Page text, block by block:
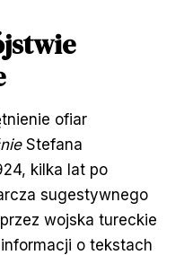
ofiar
Stefana
kilka lat po
sugestywnego
wojska tureckie
o tekstach